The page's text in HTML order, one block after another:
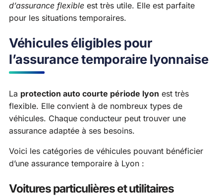
d’assurance flexible est très utile. Elle est parfaite
pour les situations temporaires.
Véhicules éligibles pour
l’assurance temporaire lyonnaise
La protection auto courte période lyon est très
flexible. Elle convient à de nombreux types de
véhicules. Chaque conducteur peut trouver une
assurance adaptée à ses besoins.
Voici les catégories de véhicules pouvant bénéficier
d’une assurance temporaire à Lyon :
Voitures particulières et utilitaires